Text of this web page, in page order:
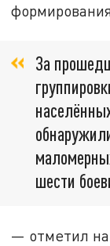
За
шести
— отметил